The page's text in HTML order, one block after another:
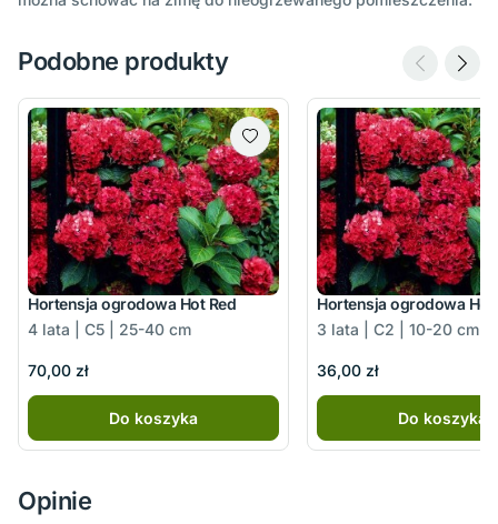
Podobne produkty
Hortensja ogrodowa Hot Red
4 lata | C5 | 25-40 cm
70,00 zł
Do koszyka
Hortensja ogrodowa Hot
3 lata | C2 | 10-20 cm
36,00 zł
Do koszyka
Opinie